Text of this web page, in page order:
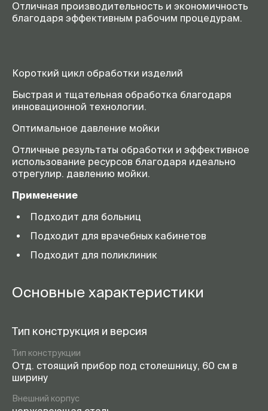
Отличная производительность и экономичность
благодаря эффективным рабочим процедурам.
Короткий цикл обработки изделий
Быстрая и тщательная обработка благодаря
инновационной технологии.
Оптимальное давление мойки
Отличные результаты обработки и эффективное
использование ресурсов благодаря идеально
отрегулир. давлению мойки.
Применение
Подходит для больниц
Подходит для врачебных кабинетов
Подходит для поликлиник
Основные характеристики
Тип конструкция и версия
Тип конструкции
Отд. стоящий прибор под столешницу, 60 см в
ширину
Внешний корпус